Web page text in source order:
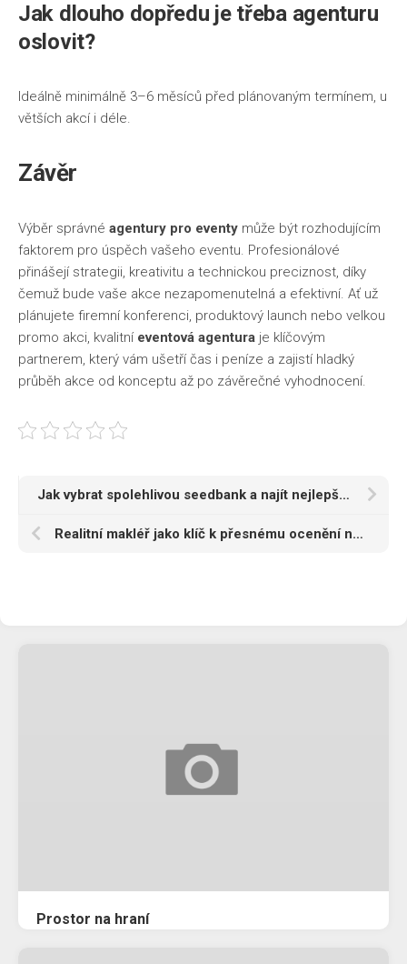
Jak dlouho dopředu je třeba agenturu
oslovit?
Ideálně minimálně 3–6 měsíců před plánovaným termínem, u
větších akcí i déle.
Závěr
Výběr správné agentury pro eventy může být rozhodujícím
faktorem pro úspěch vašeho eventu. Profesionálové
přinášejí strategii, kreativitu a technickou preciznost, díky
čemuž bude vaše akce nezapomenutelná a efektivní. Ať už
plánujete firemní konferenci, produktový launch nebo velkou
promo akci, kvalitní eventová agentura je klíčovým
partnerem, který vám ušetří čas i peníze a zajistí hladký
průběh akce od konceptu až po závěrečné vyhodnocení.
Jak vybrat spolehlivou seedbank a najít nejlepší semena pro vaše potřeby
Realitní makléř jako klíč k přesnému ocenění nemovitosti
Prostor na hraní